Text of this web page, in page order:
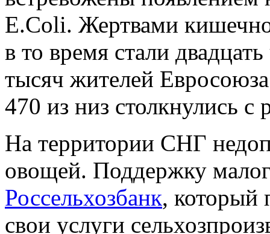
E.Coli. Жертвами
в то время стали
тысяч жителей
470 из низ столкнулись
На территории СНГ
овощей. Поддержку
Россельхозбанк, который
свои услуги